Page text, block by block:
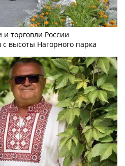
торговли России
высоты Нагорного парка